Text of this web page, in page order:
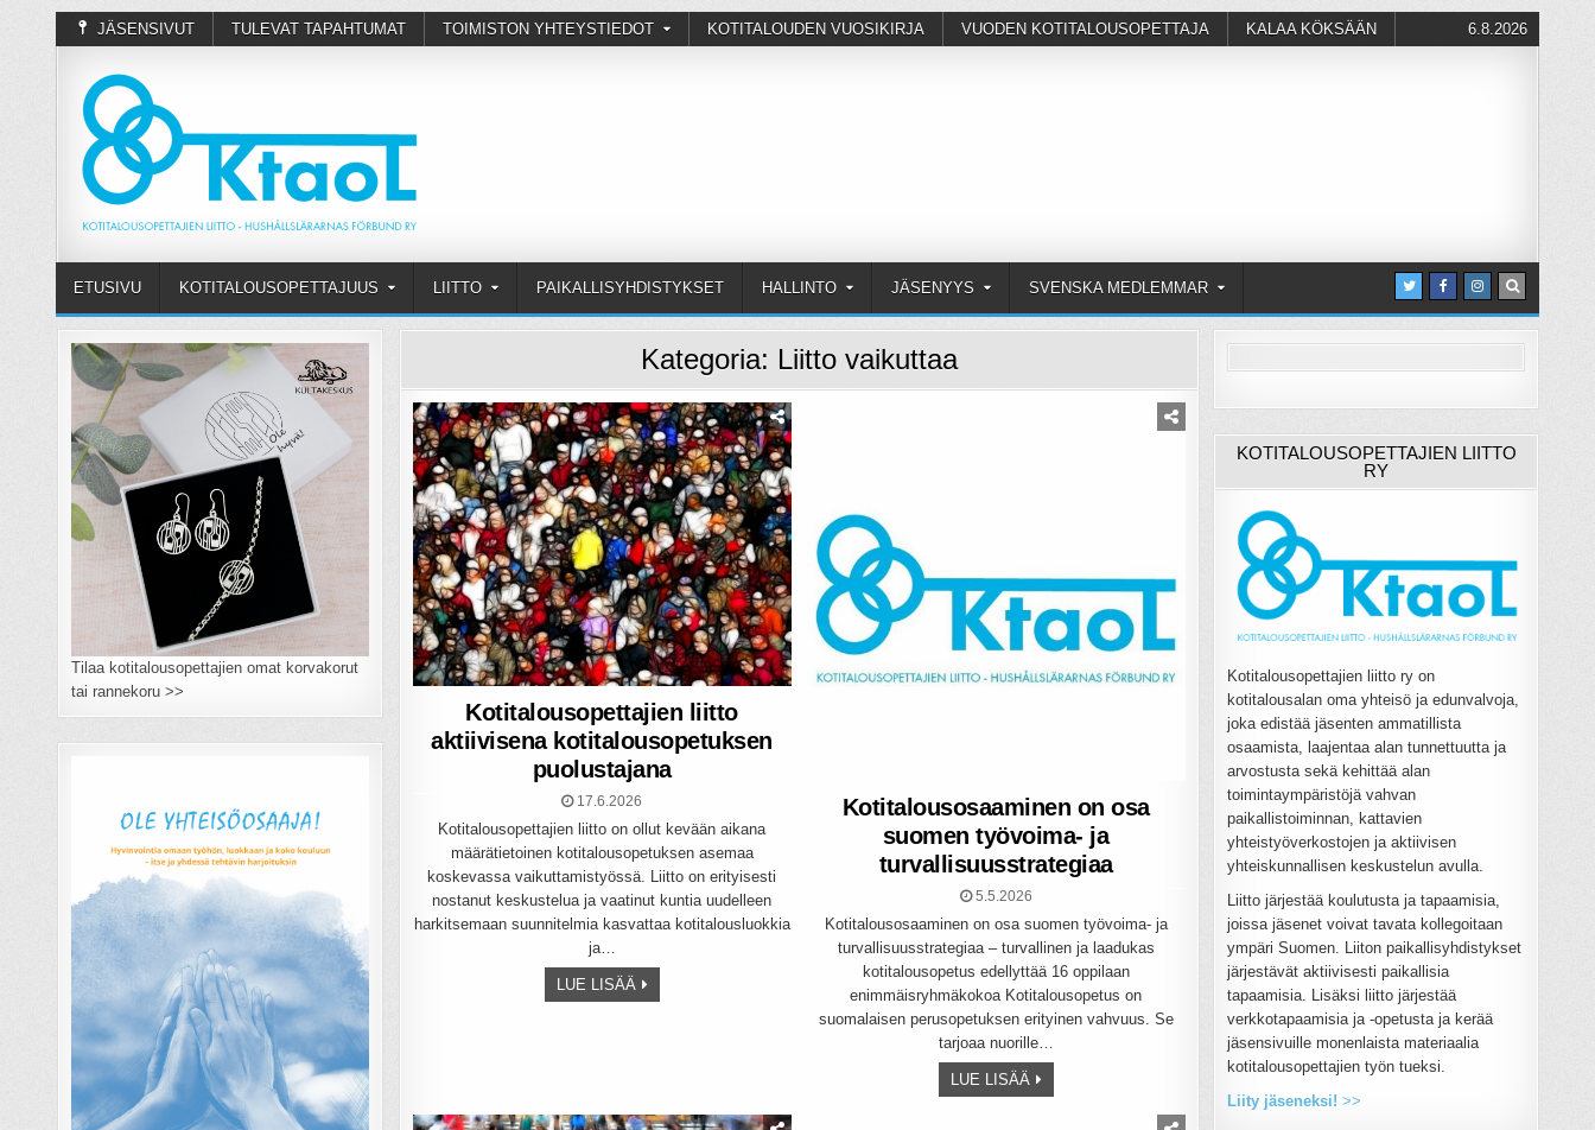
JÄSENSIVUT TULEVAT TAPAHTUMAT TOIMISTON YHTEYSTIEDOT KOTITALOUDEN VUOSIKIRJA VUODEN KOTITALOUSOPETTAJA KALAA KÖKSÄÄN 6.8.2026
ETUSIVU KOTITALOUSOPETTAJUUS LIITTO PAIKALLISYHDISTYKSET HALLINTO JÄSENYYS SVENSKA MEDLEMMAR
Kategoria: Liitto vaikuttaa
Kotitalousopettajien liitto
aktiivisena kotitalousopetuksen
puolustajana
17.6.2026
Kotitalousopettajien liitto on ollut kevään aikana
määrätietoinen kotitalousopetuksen asemaa
koskevassa vaikuttamistyössä. Liitto on erityisesti
nostanut keskustelua ja vaatinut kuntia uudelleen
harkitsemaan suunnitelmia kasvattaa kotitalousluokkia
ja…
LUE LISÄÄ
Kotitalousosaaminen on osa
suomen työvoima- ja
turvallisuusstrategiaa
5.5.2026
Kotitalousosaaminen on osa suomen työvoima- ja
turvallisuusstrategiaa – turvallinen ja laadukas
kotitalousopetus edellyttää 16 oppilaan
enimmäisryhmäkokoa Kotitalousopetus on
suomalaisen perusopetuksen erityinen vahvuus. Se
tarjoaa nuorille…
LUE LISÄÄ
Tilaa kotitalousopettajien omat korvakorut
tai rannekoru >>
KOTITALOUSOPETTAJIEN LIITTO
RY
Kotitalousopettajien liitto ry on
kotitalousalan oma yhteisö ja edunvalvoja,
joka edistää jäsenten ammatillista
osaamista, laajentaa alan tunnettuutta ja
arvostusta sekä kehittää alan
toimintaympäristöjä vahvan
paikallistoiminnan, kattavien
yhteistyöverkostojen ja aktiivisen
yhteiskunnallisen keskustelun avulla.
Liitto järjestää koulutusta ja tapaamisia,
joissa jäsenet voivat tavata kollegoitaan
ympäri Suomen. Liiton paikallisyhdistykset
järjestävät aktiivisesti paikallisia
tapaamisia. Lisäksi liitto järjestää
verkkotapaamisia ja -opetusta ja kerää
jäsensivuille monenlaista materiaalia
kotitalousopettajien työn tueksi.
Liity jäseneksi! >>